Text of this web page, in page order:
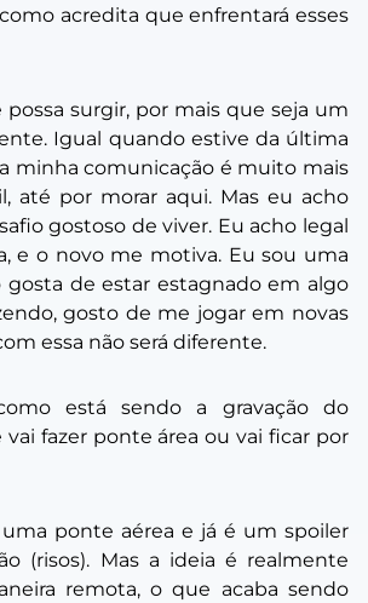
acredita que enfrentará esses
surgir, por mais que seja um
Igual quando estive da última
minha comunicação é muito mais
até por morar aqui. Mas eu acho
gostoso de viver. Eu acho legal
e o novo me motiva. Eu sou uma
gosta de estar estagnado em algo
gosto de me jogar em novas
essa não será diferente.
está sendo a gravação do
vai fazer ponte área ou vai ficar por
ponte aérea e já é um spoiler
(risos). Mas a ideia é realmente
remota, o que acaba sendo